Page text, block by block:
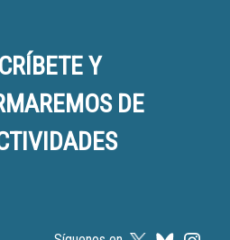
Y
DE